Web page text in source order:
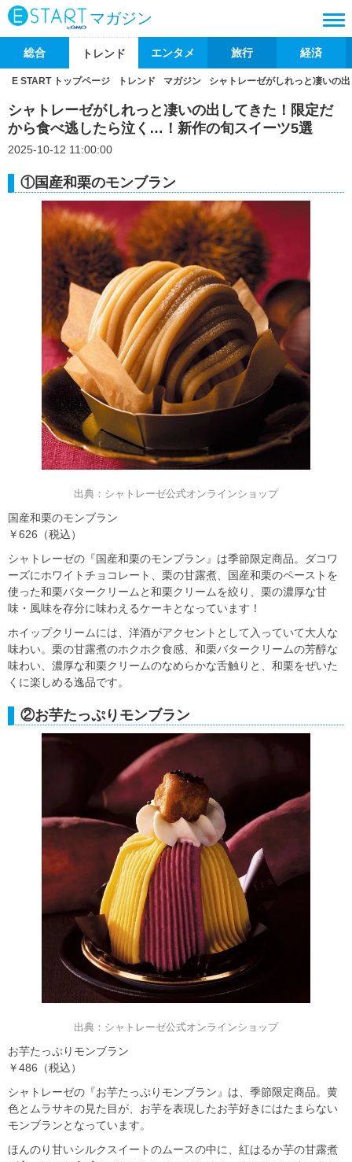
マガジン
総合 トレンド エンタメ 旅行 経済
E START トップページ トレンド マガジン シャトレーゼがしれっと凄いの
シャトレーゼがしれっと凄いの出してきた！限定だ
から食べ逃したら泣く…！新作の旬スイーツ5選
2025-10-12 11:00:00
①国産和栗のモンブラン
出典：シャトレーゼ公式オンラインショップ
国産和栗のモンブラン
￥626（税込）
シャトレーゼの『国産和栗のモンブラン』は季節限定商品。ダコワ
ーズにホワイトチョコレート、栗の甘露煮、国産和栗のペーストを
使った和栗バタークリームと和栗クリームを絞り、栗の濃厚な甘
味・風味を存分に味わえるケーキとなっています！
ホイップクリームには、洋酒がアクセントとして入っていて大人な
味わい。栗の甘露煮のホクホク食感、和栗バタークリームの芳醇な
味わい、濃厚な和栗クリームのなめらかな舌触りと、和栗をぜいた
くに楽しめる逸品です。
②お芋たっぷりモンブラン
出典：シャトレーゼ公式オンラインショップ
お芋たっぷりモンブラン
￥486（税込）
シャトレーゼの『お芋たっぷりモンブラン』は、季節限定商品。黄
色とムラサキの見た目が、お芋を表現したお芋好きにはたまらない
モンブランとなっています。
ほんのり甘いシルクスイートのムースの中に、紅はるか芋の甘露煮